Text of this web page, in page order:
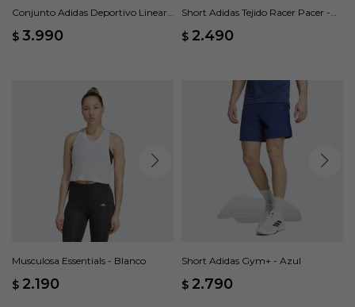
Conjunto Adidas Deportivo Linear -
$ 3.990
Short Adidas Tejido Racer Pacer -
$ 2.490
Musculosa Essentials - Blanco
$ 2.190
Short Adidas Gym+ - Azul
$ 2.790